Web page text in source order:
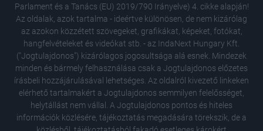
Parlament és a Tanács (EU) 2019/790 Irányelve) 4. cikke alapján!
Az oldalak, azok tartalma - ideértve különösen, de nem kizárólag
az azokon közzétett szövegeket, grafikákat, képeket, fotókat,
hangfelvételeket és videókat stb. - az IndaNext Hungary Kft.
("Jogtulajdonos") kizárólagos jogosultsága alá esnek. Mindezek
minden és bármely felhasználása csak a Jogtulajdonos előzetes
írásbeli hozzájárulásával lehetséges. Az oldalról kivezető linkeken
elérhető tartalmakért a Jogtulajdonos semmilyen felelősséget,
helytállást nem vállal. A Jogtulajdonos pontos és hiteles
információk közlésére, tájékoztatás megadására törekszik, de a